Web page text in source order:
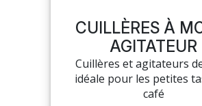
MON COMPTE
MES LISTES
CUILLÈRES À
AGITATEUR
Cuillères et agitateurs
idéale pour les petites
café